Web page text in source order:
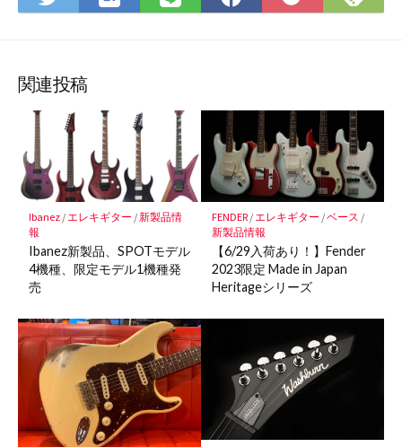
で
ア
て
マ
ー
ク
に
保
存
で
で
に
で
関連投稿
Ibanez/エレキギター /新製品情
報
Ibanez新製品、SPOTモデル
4機種、限定モデル1機種発
売
FENDER/エレキギター /ベース /
新製品情報
【6/29入荷あり！】Fender
2023限定 Made in Japan
Heritageシリーズ